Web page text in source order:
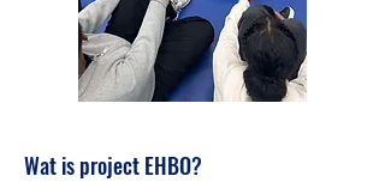
Wat is project EHBO?